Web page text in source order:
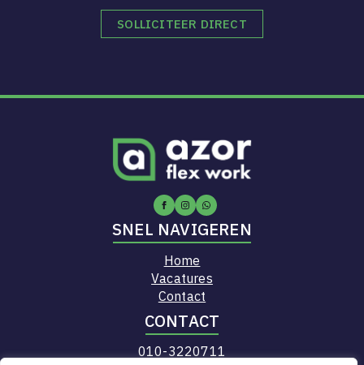
SOLLICITEER DIRECT
SNEL NAVIGEREN
Home
Vacatures
Contact
CONTACT
010-3220711